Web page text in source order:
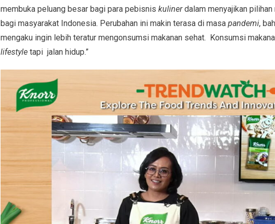
membuka peluang besar bagi para pebisnis kulinerdalam menyajikan
bagi masyarakat Indonesia. Perubahan ini makin terasa di masa pandemi,
mengaku ingin lebih teratur mengonsumsi makanan sehat. Konsumsi
lifestyletapi jalan hidup.”